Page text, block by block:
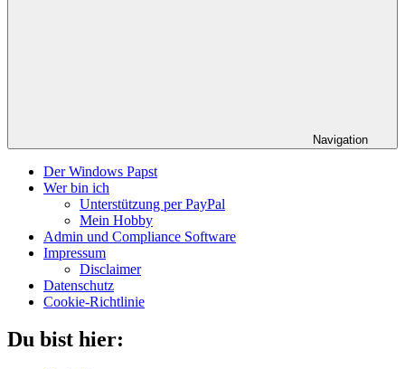
Navigation
Der Windows Papst
Wer bin ich
Unterstützung per PayPal
Mein Hobby
Admin und Compliance Software
Impressum
Disclaimer
Datenschutz
Cookie-Richtlinie
Du bist hier: